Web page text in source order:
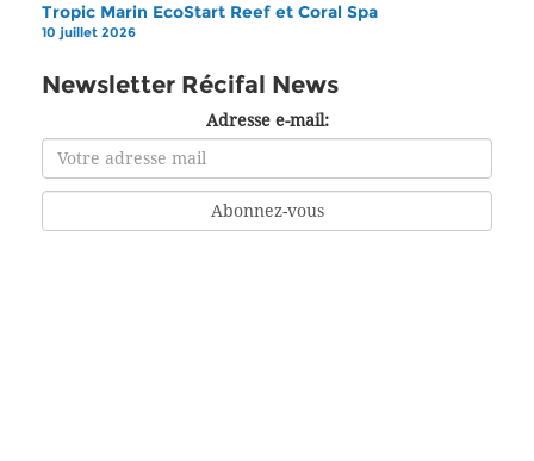
Tropic Marin EcoStart Reef et Coral Spa
10 juillet 2026
Newsletter Récifal News
Adresse e-mail: